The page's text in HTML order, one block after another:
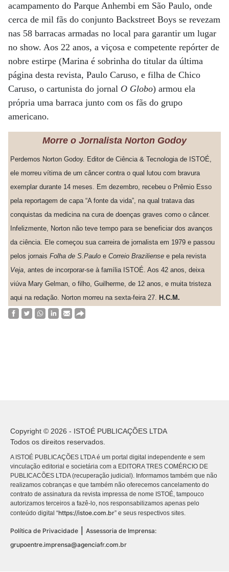
acampamento do Parque Anhembi em São Paulo, onde
cerca de mil fãs do conjunto Backstreet Boys se revezam
nas 58 barracas armadas no local para garantir um lugar
no show. Aos 22 anos, a viçosa e competente repórter de
nobre estirpe (Marina é sobrinha do titular da última
página desta revista, Paulo Caruso, e filha de Chico
Caruso, o cartunista do jornal O Globo) armou ela
própria uma barraca junto com os fãs do grupo
americano.
Morre o Jornalista Norton Godoy
Perdemos Norton Godoy. Editor de Ciência & Tecnologia de ISTOÉ,
ele morreu vítima de um câncer contra o qual lutou com bravura
exemplar durante 14 meses. Em dezembro, recebeu o Prêmio Esso
pela reportagem de capa “A fonte da vida”, na qual tratava das
conquistas da medicina na cura de doenças graves como o câncer.
Infelizmente, Norton não teve tempo para se beneficiar dos avanços
da ciência. Ele começou sua carreira de jornalista em 1979 e passou
pelos jornais Folha de S.Paulo e Correio Braziliense e pela revista
Veja, antes de incorporar-se à família ISTOÉ. Aos 42 anos, deixa
viúva Mary Gelman, o filho, Guilherme, de 12 anos, e muita tristeza
aqui na redação. Norton morreu na sexta-feira 27. H.C.M.
Copyright © 2026 - ISTOÉ PUBLICAÇÕES LTDA
Todos os direitos reservados.
A ISTOÉ PUBLICAÇÕES LTDA é um portal digital independente e sem
vinculação editorial e societária com a EDITORA TRES COMÉRCIO DE
PUBLICACÕES LTDA (recuperação judicial). Informamos também que não
realizamos cobranças e que também não oferecemos cancelamento do
contrato de assinatura da revista impressa de nome ISTOÉ, tampouco
autorizamos terceiros a fazê-lo, nos responsabilizamos apenas pelo
conteúdo digital “https://istoe.com.br” e seus respectivos sites.
Política de Privacidade
Assessoria de Imprensa:
grupoentre.imprensa@agenciafr.com.br